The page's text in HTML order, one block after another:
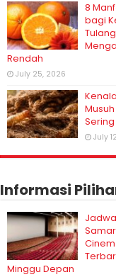
8
bagi
Rendah
July 25, 2026
July
Informasi
Minggu Depan